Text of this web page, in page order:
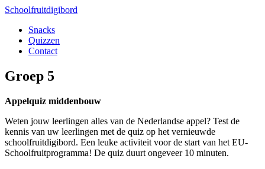
Schoolfruitdigibord
Snacks
Quizzen
Contact
Groep 5
Appelquiz middenbouw
Weten jouw leerlingen alles van de Nederlandse appel? Test de
kennis van uw leerlingen met de quiz op het vernieuwde
schoolfruitdigibord. Een leuke activiteit voor de start van het EU-
Schoolfruitprogramma! De quiz duurt ongeveer 10 minuten.